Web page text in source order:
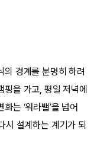
의 경계를 분명히 하려
핑을 가고, 평일 저녁에
는 ‘워라밸’을 넘어
시 설계하는 계기가 되